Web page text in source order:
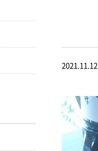
2021.11.12